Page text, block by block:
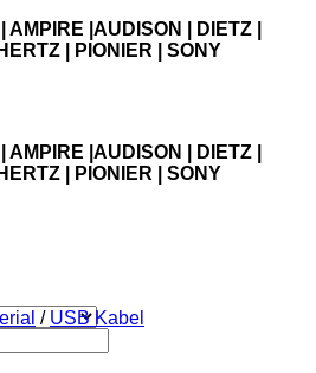
AMPIRE |AUDISON | DIETZ |
| PIONIER | SONY
AMPIRE |AUDISON | DIETZ |
| PIONIER | SONY
/ USB Kabel